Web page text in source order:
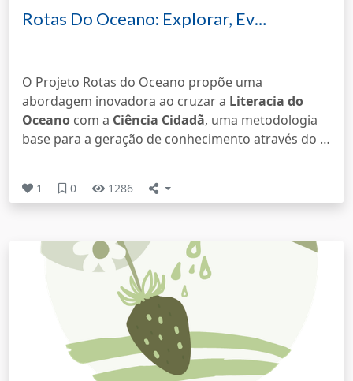
Rotas Do Oceano: Explorar, Ev…
O Projeto Rotas do Oceano propõe uma
abordagem inovadora ao cruzar a Literacia do
Oceano com a Ciência Cidadã, uma metodologia
base para a geração de conhecimento através do …
1 0 1286